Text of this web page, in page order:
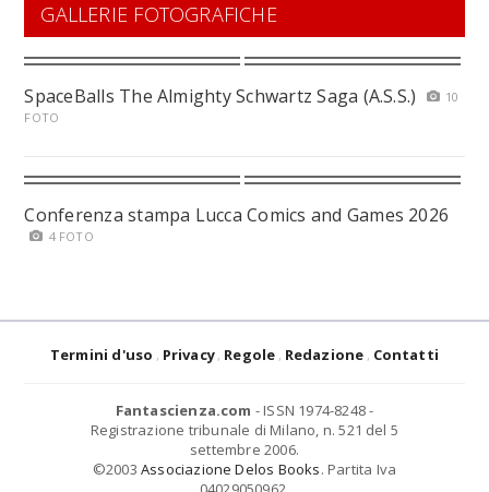
GALLERIE FOTOGRAFICHE
SpaceBalls The Almighty Schwartz Saga (A.S.S.)
10
FOTO
Conferenza stampa Lucca Comics and Games 2026
4 FOTO
Termini d'uso Privacy Regole Redazione Contatti
Fantascienza.com - ISSN 1974-8248 -
Registrazione tribunale di Milano, n. 521 del 5
settembre 2006.
©2003 Associazione Delos Books. Partita Iva